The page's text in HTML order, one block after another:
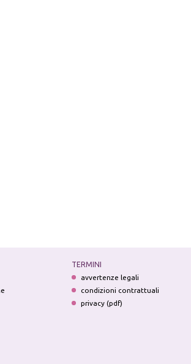
TERMINI
avvertenze legali
condizioni contrattuali
privacy (pdf)